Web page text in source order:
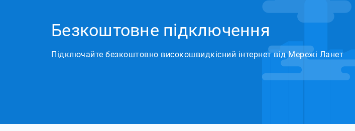
Безкоштовне підключення
Підключайте безкоштовно високошвидкісний інтернет від Мережі Ланет